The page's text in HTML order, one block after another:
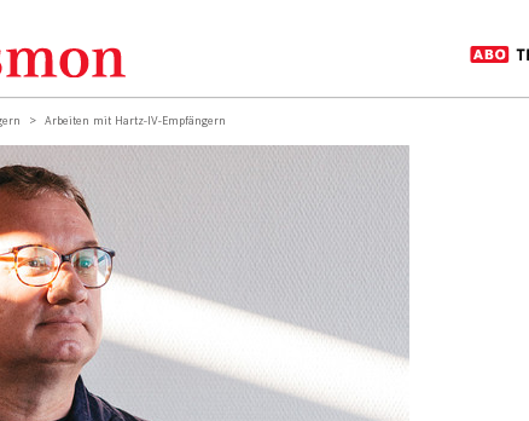
Arbeiten mit Hartz-IV-Empfängern